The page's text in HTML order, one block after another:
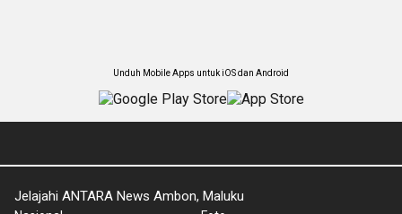
Unduh Mobile Apps untuk iOS dan Android
Jelajahi ANTARA News Ambon, Maluku